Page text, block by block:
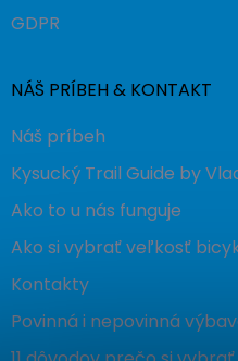
GDPR
NÁŠ PRÍBEH & KONTAKT
Náš príbeh
Kysucký Trail Guide by
Ako to u nás funguje
Ako si vybrať veľkosť
Kontakty
Povinná i nepovinná